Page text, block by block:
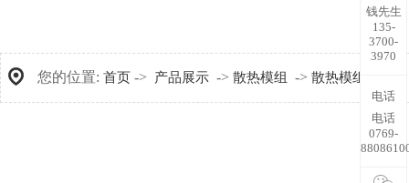
您的位置: 首页 -> 产品展示 -> 散热模组 -> 散热模组加工
钱先生
135-
3700-
3970
电话
电话
0769-